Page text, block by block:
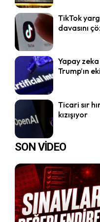
TikTok
davasını
Yapay
Trump’ın
Ticari sır
kızışıyor
SON VİDEO